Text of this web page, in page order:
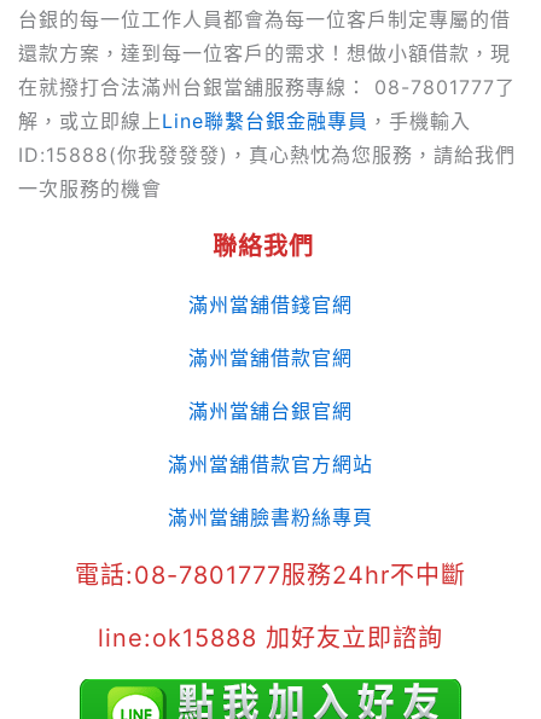
台銀的每一位工作人員都會為每一位客戶制定專屬的借
還款方案，達到每一位客戶的需求！想做小額借款，現
在就撥打合法滿州台銀當舖服務專線： 08-7801777了
解，或立即線上 Line聯繫台銀金融專員 ，手機輸入
ID:15888(你我發發發)，真心熱忱為您服務，請給我們
一次服務的機會
聯絡我們
滿州當舖借錢官網
滿州當舖借款官網
滿州當舖台銀官網
滿州當舖借款官方網站
滿州當舖臉書粉絲專頁
電話:08-7801777服務24hr不中斷
line:ok15888 加好友立即諮詢